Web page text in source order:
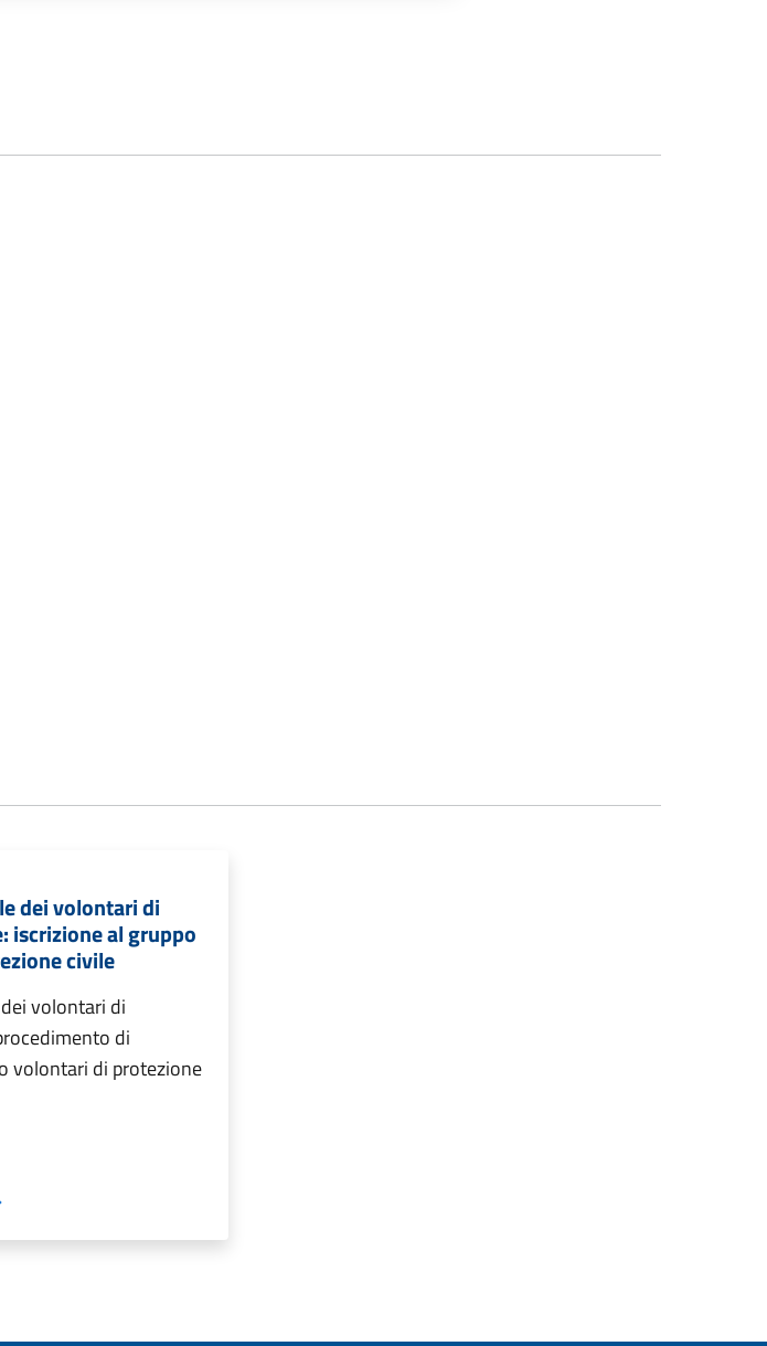
dei volontari di
iscrizione al gruppo
civile
volontari di
di
volontari di protezione